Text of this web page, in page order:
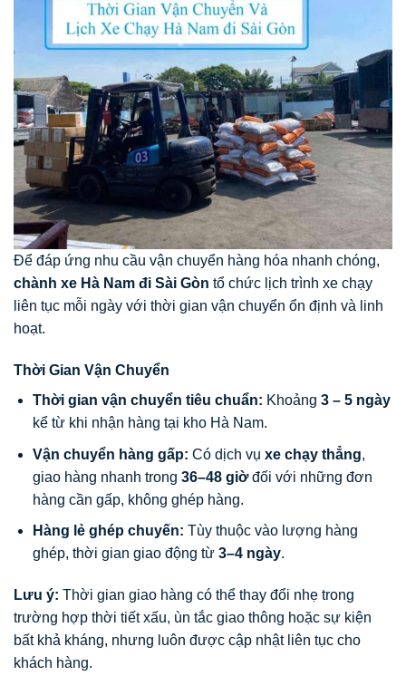
Để đáp ứng nhu cầu vận chuyển hàng hóa nhanh chóng,
chành xe Hà Nam đi Sài Gòn tổ chức lịch trình xe chạy
liên tục mỗi ngày với thời gian vận chuyển ổn định và linh
hoạt.
Thời Gian Vận Chuyển
Thời gian vận chuyển tiêu chuẩn: Khoảng 3 – 5 ngày
kể từ khi nhận hàng tại kho Hà Nam.
Vận chuyển hàng gấp: Có dịch vụ xe chạy thẳng,
giao hàng nhanh trong 36–48 giờđối với những đơn
hàng cần gấp, không ghép hàng.
Hàng lẻ ghép chuyến: Tùy thuộc vào lượng hàng
ghép, thời gian giao động từ 3–4 ngày.
Lưu ý: Thời gian giao hàng có thể thay đổi nhẹ trong
trường hợp thời tiết xấu, ùn tắc giao thông hoặc sự kiện
bất khả kháng, nhưng luôn được cập nhật liên tục cho
khách hàng.